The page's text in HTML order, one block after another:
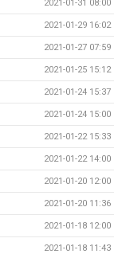
2021-01-31 08:00
2021-01-29 16:02
2021-01-27 07:59
2021-01-25 15:12
2021-01-24 15:37
2021-01-24 15:00
2021-01-22 15:33
2021-01-22 14:00
2021-01-20 12:00
2021-01-20 11:36
2021-01-18 12:00
2021-01-18 11:43